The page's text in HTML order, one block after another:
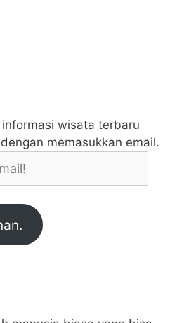
wisata terbaru
memasukkan email.